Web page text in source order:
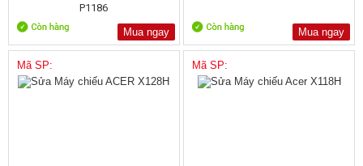
P1186
Mua ngay
Mua ngay
Mã SP: Mã SP: